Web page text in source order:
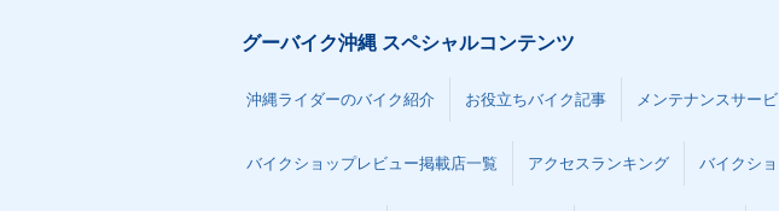
グーバイク沖縄 スペシャルコンテンツ
沖縄ライダーのバイク紹介 お役立ちバイク記事 メンテナンスサー
バイクショップレビュー掲載店一覧 アクセスランキング バイクシ